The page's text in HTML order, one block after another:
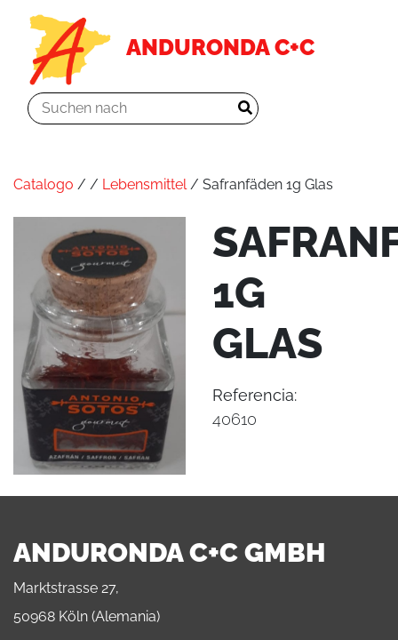
ANDURONDA C+C
Catalogo / / Lebensmittel/ Safranfäden 1g Glas
1G
GLAS
Referencia:
40610
ANDURONDA C+C GMBH
Marktstrasse 27,
50968 Köln (Alemania)